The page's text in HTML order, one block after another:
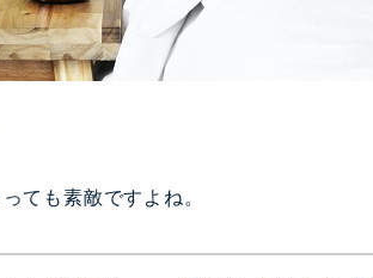
ても素敵ですよね。